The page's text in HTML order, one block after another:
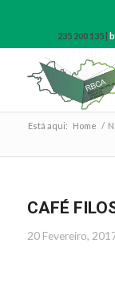
235 200 135 |
Está aqui: Home /
CAFÉ
20 Fevereiro,